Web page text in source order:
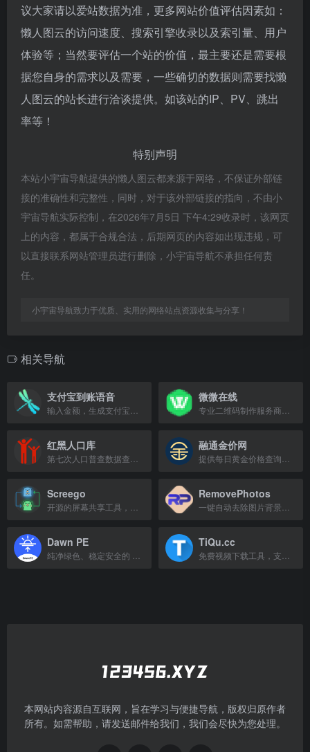
议大家请以爱站数据为准，更多网站价值评估因素如：
懒人图云的访问速度、搜索引擎收录以及索引量、用户
体验等；当然要评估一个站的价值，最主要还是需要根
据您自身的需求以及需要，一些确切的数据则需要找懒
人图云的站长进行洽谈提供。如该站的IP、PV、跳出
率等！
特别声明
本站小宇宙导航提供的懒人图云都来源于网络，不保证外部链
接的准确性和完整性，同时，对于该外部链接的指向，不由小
宇宙导航实际控制，在2026年7月5日 下午4:29收录时，该网页
上的内容，都属于合规合法，后期网页的内容如出现违规，可
以直接联系网站管理员进行删除，小宇宙导航不承担任何责
任。
小宇宙导航致力于优质、实用的网络站点资源收集与分享！
相关导航
支付宝到账语音 微微在线
红黑人口库 融通金价网
Screego RemovePhotos
Dawn PE TiQu.cc
本网站内容源自互联网，旨在学习与便捷导航，版权归原作者
所有。如需帮助，请发送邮件给我们，我们会尽快为您处理。